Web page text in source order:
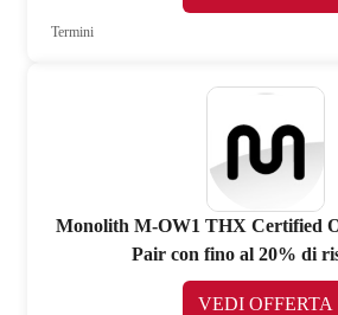
Termini
Monolith M-OW1 THX Certified
Pair con fino al 20% di
VEDI OFFERTA